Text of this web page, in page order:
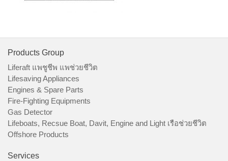
Products Group
Liferaft แพชูชีพ แพช่วยชีวิต
Lifesaving Appliances
Engines & Spare Parts
Fire-Fighting Equipments
Gas Detector
Lifeboats, Recsue Boat, Davit, Engine and Light เรือช่วยชีวิต
Offshore Products
Services